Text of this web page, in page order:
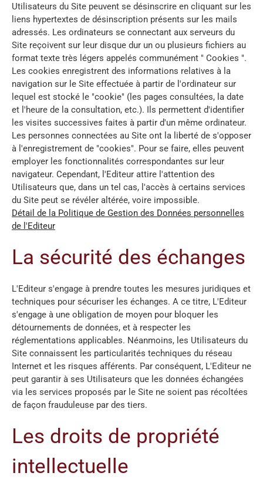
Utilisateurs du Site peuvent se désinscrire en cliquant sur les
liens hypertextes de désinscription présents sur les mails
adressés. Les ordinateurs se connectant aux serveurs du
Site reçoivent sur leur disque dur un ou plusieurs fichiers au
format texte très légers appelés communément " Cookies ".
Les cookies enregistrent des informations relatives à la
navigation sur le Site effectuée à partir de l'ordinateur sur
lequel est stocké le "cookie" (les pages consultées, la date
et l'heure de la consultation, etc.). Ils permettent d'identifier
les visites successives faites à partir d'un même ordinateur.
Les personnes connectées au Site ont la liberté de s'opposer
à l'enregistrement de "cookies". Pour se faire, elles peuvent
employer les fonctionnalités correspondantes sur leur
navigateur. Cependant, l'Editeur attire l'attention des
Utilisateurs que, dans un tel cas, l'accès à certains services
du Site peut se révéler altérée, voire impossible.
Détail de la Politique de Gestion des Données personnelles
de l'Editeur
La sécurité des échanges
L'Editeur s'engage à prendre toutes les mesures juridiques et
techniques pour sécuriser les échanges. A ce titre, L'Editeur
s'engage à une obligation de moyen pour bloquer les
détournements de données, et à respecter les
réglementations applicables. Néanmoins, les Utilisateurs du
Site connaissent les particularités techniques du réseau
Internet et les risques afférents. Par conséquent, L'Editeur ne
peut garantir à ses Utilisateurs que les données échangées
via les services proposés par le Site ne soient pas récoltées
de façon frauduleuse par des tiers.
Les droits de propriété
intellectuelle